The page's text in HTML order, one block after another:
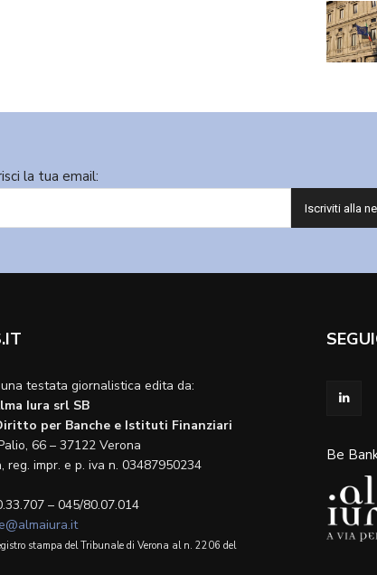
la tua email:
testata giornalistica edita da:
Iura srl SB
per Banche e Istituti Finanziari
66 – 37122 Verona
reg. impr. e p. iva n. 03487950234
– 045/80.07.014
stampa del Tribunale di Verona al n. 2206 del
Be